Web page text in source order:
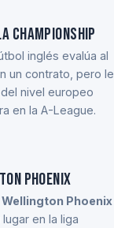
Championship
inglés evalúa al
un contrato, pero le
nivel europeo
en la A-League.
Phoenix
Wellington Phoenix
en la liga